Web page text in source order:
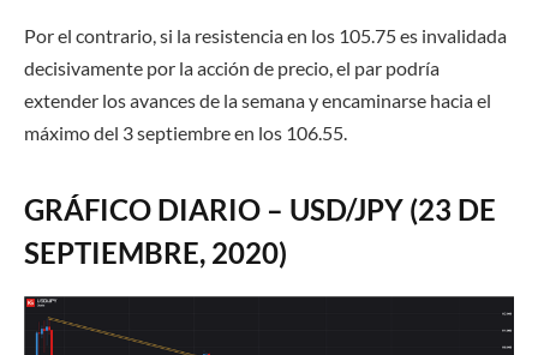
Por el contrario, si la resistencia en los 105.75 es invalidada
decisivamente por la acción de precio, el par podría
extender los avances de la semana y encaminarse hacia el
máximo del 3 septiembre en los 106.55.
GRÁFICO DIARIO – USD/JPY (23 DE
SEPTIEMBRE, 2020)